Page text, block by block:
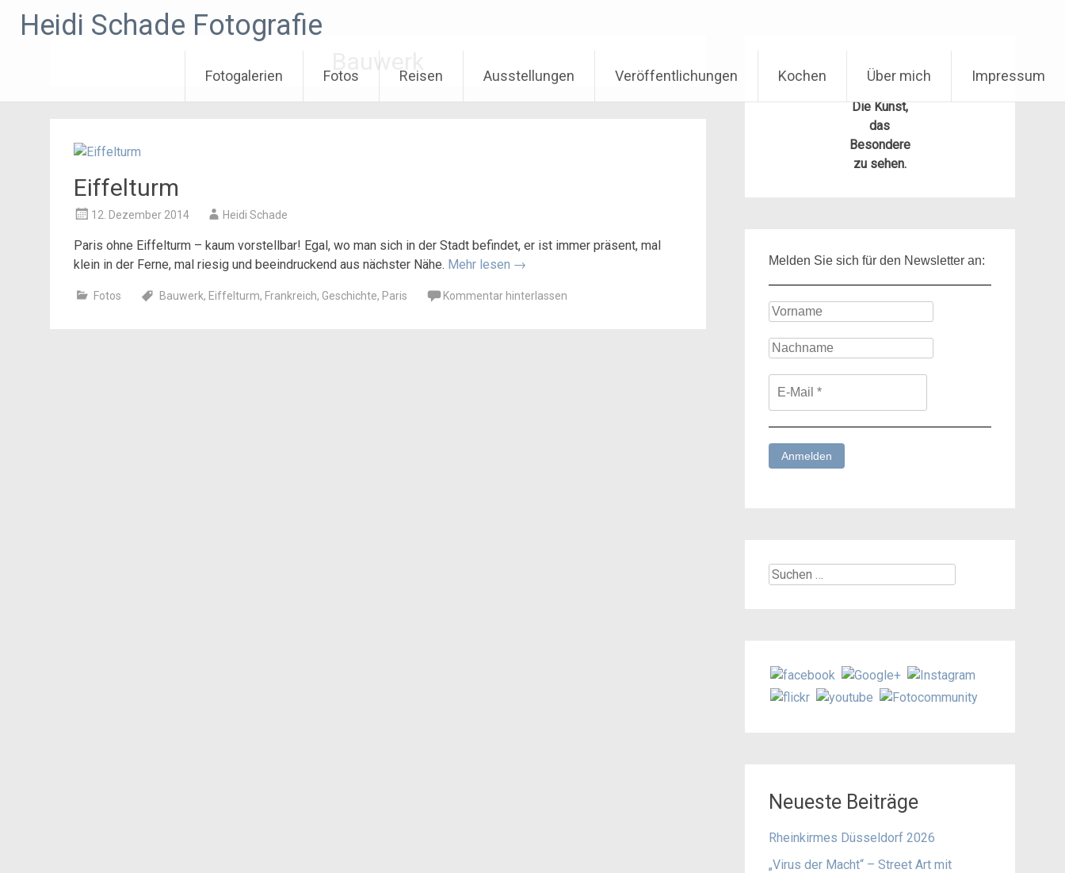
InhaltHeidi Schade Fotografie
Fotogalerien Fotos Reisen Ausstellungen Veröffentlichungen Kochen Über mich Impressum
Eiffelturm
12. Dezember 2014 Heidi Schade
Paris ohne Eiffelturm – kaum vorstellbar! Egal, wo man sich in der Stadt befindet, er ist immer präsent, mal
klein in der Ferne, mal riesig und beeindruckend aus nächster Nähe. Mehr lesen →
Fotos Bauwerk, Eiffelturm, Frankreich, Geschichte, Paris Kommentar hinterlassen
Die Kunst,
das
Besondere
zu sehen.
Melden Sie sich für den Newsletter an:
Suchen
Neueste Beiträge
Rheinkirmes Düsseldorf 2026
„Virus der Macht“ – Street Art mit